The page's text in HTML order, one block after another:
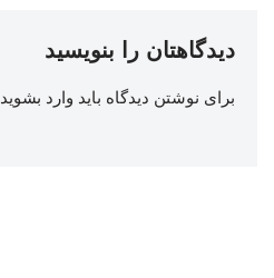
دیدگاهتان را بنویسید
برای نوشتن دیدگاه باید وارد بشوید